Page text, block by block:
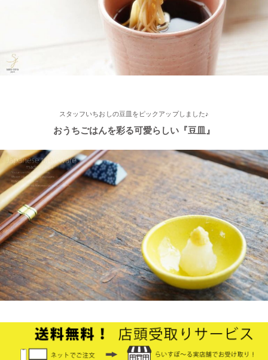
≪第2弾 公式Youtubeチャンネル お買い物モニターアンバサダー
大募集☆≫ 詳しくはらいすぼ～るインスタグラムをチェッ
2025/2/4
が白いごはん器のお店 らいすぼーる 春日井店にいらっしゃいま
2025/2/4
≪テレビで紹介されました≫ 2021年9月5日 中京テレビ キャッ
チ！『金額当て中継 コレいくらでSHOW！』生放送のコーナー
で 白いごはん器のお店 らいすぼーる 小牧店が出演しました。
2024/12/4
オフィシャルショップがリニューアルしました！お客様により快
適にお買い物をお楽しみいただけるよう、表示速度などを改善し
ました。みなさまのご利用をお待ちしております。
2024/10/26
≪第1弾 公式Youtubeチャンネル お買い物モニターアンバサダー
スタッフいちおしの豆皿をピックアップしました♪
おうちごはんを彩る可愛らしい『豆皿』